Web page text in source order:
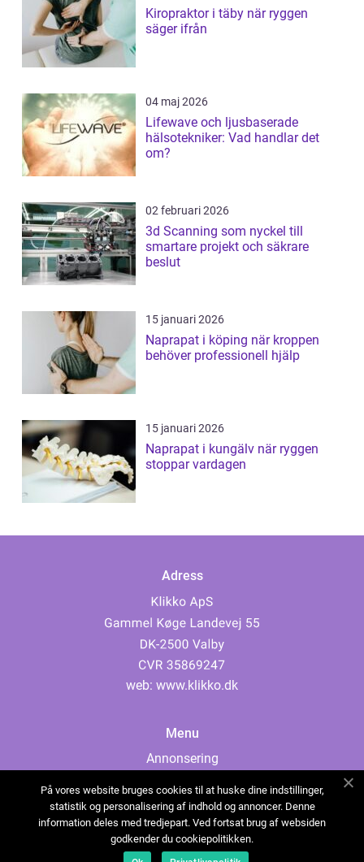
Kiropraktor i täby när ryggen
säger ifrån
04 maj 2026
Lifewave och ljusbaserade
hälsotekniker: Vad handlar det
om?
02 februari 2026
3d Scanning som nyckel till
smartare projekt och säkrare
beslut
15 januari 2026
Naprapat i köping när kroppen
behöver professionell hjälp
15 januari 2026
Naprapat i kungälv när ryggen
stoppar vardagen
Adress
web: www.klikko.dk
Menu
Annonsering
Cookies
Kontakta oss
Sitemap
På vores website bruges cookies til at huske dine indstillinger,
statistik og personalisering af indhold og annoncer. Denne
information deles med tredjepart. Ved fortsat brug af websiden
godkender du cookiepolitikken.